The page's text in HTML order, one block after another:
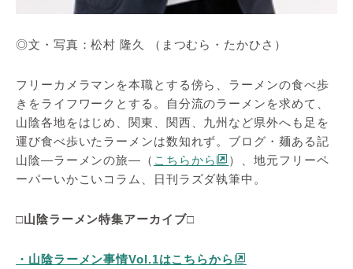
◎文・写真：松村 隆久 （まつむら・たかひさ）
フリーカメラマンを本職とする傍ら、ラーメンの食べ歩
きをライフワークとする。自分流のラーメンを求めて、
山陰各地をはじめ、関東、関西、九州など県外へも足を
運び食べ歩いたラーメンは数知れず。ブログ・麺ある記
山陰―ラーメンの旅―（ こちらから
）、地元フリーペ
ーパーいかこいコラム、日刊ラズダ執筆中。
□山陰ラーメン特集アーカイブ□
・山陰ラーメン事情Vol.1はこちらから